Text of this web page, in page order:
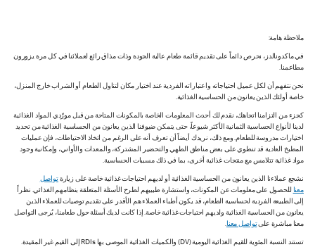
ملاحظة هامة:
في ماكدونالدز، نحرص دائماً على تقديم قائمة طعام عالية الجودة وذات مذاق رائع لعملائنا في كل مرة يزورون
مطاعمنا.
نحن نتفهم أن لكل عميل احتياجاته واعتباراته الفردية عند اختيار مكان لتناول الطعام أو الشراب خارج المنزل،
خاصة أولئك الذين يعانون من الحساسية الغذائية.
كجزء من التزامنا اتجاهك، نقدم لك أحدث المعلومات الخاصة بالمكونات المتاحة من قبل مورّدي المواد الغذائية
لدينا لأنواع الحساسية الثمانية الأكثر شيوعاً، حتى يتمكن ضيوفنا الذين يعانون من الحساسية الغذائية من تحديد
اختيارات مدروسة للطعام. ومع ذلك، نريدك أيضاً أن تعرف أنه على الرغم من اتخاذ الاحتياطات، فإن عمليات
المطبخ العادية قد تنطوي على بعض مناطق الطهي والتحضير المشتركة، والمعدات والأواني، وإمكانية وجود
مواد غذائية تتلامس مع منتجات غذائية أخرى، بما في ذلك مسببات الحساسية.
نشجع عملاءنا الذين يعانون من الحساسية الغذائية أو لديهم احتياجات غذائية خاصة على زيارةتواصل
معنا للحصول على معلومات عن المكونات، واستشارة طبيبهم لطرح الأسئلة المتعلقة بنظامهم الغذائي. نظراً
إلى الطبيعة الفردية لحساسية الطعام، قد يكون أطباء العملاء هم الأقدر على تقديم توصيات للعملاء الذين
يعانون من الحساسية الغذائية ولديهم احتياجات غذائية خاصة. إذا كانت لديك أسئلة حول طعامنا، يُرجى التواصل
معنا مباشرة علىتواصل معنا.
تستند النسبة المئوية للقيم الغذائية اليومية (DV) والكميات الغذائية الموصى بها RDIs إلى القيم غير المقيدة.